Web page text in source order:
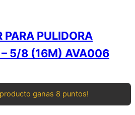
PARA PULIDORA
– 5/8 (16M) AVA006
ganas 8 puntos!